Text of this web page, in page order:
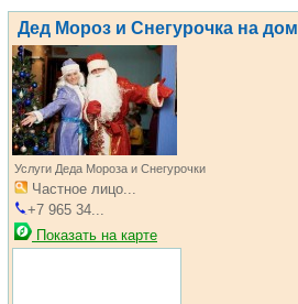
Дед Мороз и Снегурочка на дом
Услуги Деда Мороза и Снегурочки
Частное лицо...
+7 965 34...
Показать на карте